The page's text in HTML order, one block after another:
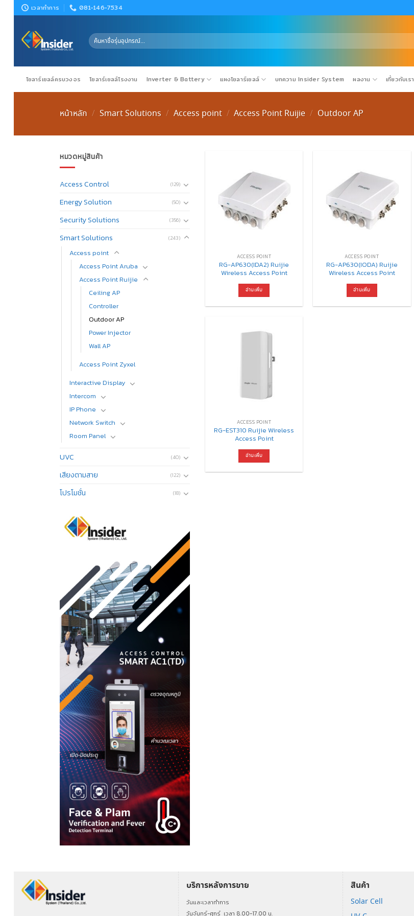
Skip
to
เวลาทำการ 081-146-7534
ค้นหา:
โซลาร์เซลล์ครบวงจร โซลาร์เซลล์โรงงาน Inverter & Battery แผงโซลาร์เซลล์ บทความ Insider System ผลงาน เกี่ยวกับเรา
หน้าหลัก / Smart Solutions / Access​ point / Access Point Ruijie / Outdoor AP
หมวดหมู่สินค้า
Access Control (129)
Energy Solution (50)
Security Solutions (356)
Smart Solutions (243)
Access​ point
Access Point Aruba
Access Point Ruijie
Ceiling AP
Controller
Outdoor AP
Power Injector
Wall AP
Access Point Zyxel
Interactive Display
Intercom
IP Phone
Network Switch
Room Panel
UVC (40)
เสียงตามสาย (122)
โปรโมชั่น (18)
ACCESS​ POINT
RG-AP630(IDA2) Ruijie
Wireless Access Point
อ่านเพิ่ม
ACCESS​ POINT
RG-AP630(IODA) Ruijie
Wireless Access Point
อ่านเพิ่ม
ACCESS​ POINT
RG-EST310 Ruijie Wireless
Access Point
อ่านเพิ่ม
บริการหลังการขาย
วันและเวลาทำการ
วันจันทร์-ศุกร์ เวลา 8.00-17.00 น.
สินค้า
Solar Cell